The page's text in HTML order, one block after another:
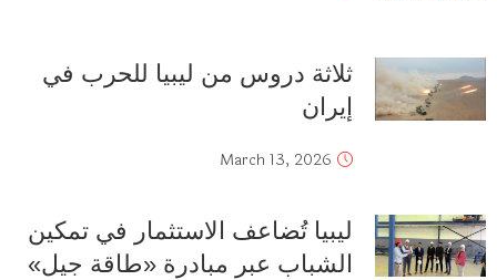
ثلاثة دروس من ليبيا للحرب في
إيران
March 13, 2026
ليبيا تُضاعف الاستثمار في تمكين
الشباب عبر مبادرة «طاقة جيل»